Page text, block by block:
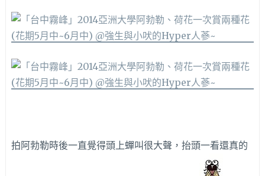
拍阿勃勒時後一直覺得頭上蟬叫很大聲，抬頭一看還真的